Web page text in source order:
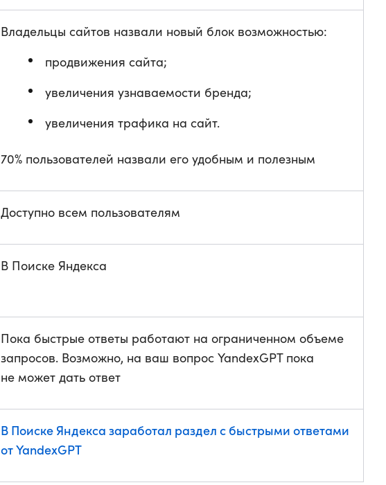
Владельцы сайтов назвали новый блок возможностью:
продвижения сайта;
увеличения узнаваемости бренда;
увеличения трафика на сайт.
70% пользователей назвали его удобным и полезным
Доступно всем пользователям
В Поиске Яндекса
Пока быстрые ответы работают на ограниченном объеме
запросов. Возможно, на ваш вопрос YandexGPT пока
не может дать ответ
В Поиске Яндекса заработал раздел с быстрыми ответами
от YandexGPT